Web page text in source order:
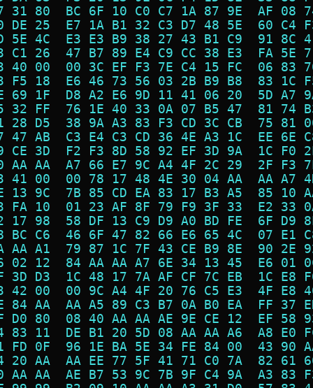
31 80  BC 6F 10 C0 C7 1A 87 9E  AF
DE 25  E7 1A B1 32 C3 D7 48 5E  60
5E 4C  E3 E3 B9 38 27 43 B1 C9  91
C1 26  47 B7 89 E4 C9 CC 38 E3  FA
40 00  00 3C EF F3 7E C4 15 FC  06
F5 18  E6 46 73 56 03 2B B9 B8  83
69 1F  D8 A2 E6 9D 11 41 06 20  5D
32 FF  76 1E 40 33 0A 07 B5 47  81
28 D5  38 9A A3 83 F3 CD 3C CB  75
47 AB  C3 E4 C3 CD 36 4E A3 1C  EE
CE 3D  F2 F3 8D 58 92 EF 3D 9A  1C
AA AA  A7 66 E7 9C A4 4F 2C 29  2F
41 00  00 78 17 48 4E 30 04 AA  AA
13 9C  7B 85 CD EA 83 17 B3 A5  85
FA 10  01 23 AF 8F 79 F9 3F 33  E2
17 98  58 DF 13 C9 D9 A0 BD FE  6F
BC C6  46 6F 47 82 66 E6 65 4C  07
AA A1  79 87 1C 7F 43 CE B9 8E  90
02 12  84 AA AA A7 6E 34 13 45  E6
3D D3  1C 48 17 7A AF CF 7C EB  1C
42 00  00 9C A4 4F 20 76 C5 E3  4F
84 AA  AA A5 89 C3 B7 0A B0 EA  FF
D0 80  08 40 AA AA AE 9E CE 12  EF
83 11  DE B1 20 5D 08 AA AA A6  A8
FD 0F  96 1E BA 5E 34 FE 84 00  43
20 AA  AA EE 77 5F 41 71 C0 7A  82
AA AA  AE B7 53 9C 7B 9F C4 9A  A3